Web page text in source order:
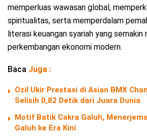
memperluas wawasan global,
spiritualitas, serta memperdalam
literasi keuangan syariah yang
perkembangan ekonomi modern.
Baca Juga :
Ozil Ukir Prestasi di Asian BMX
Selisih 0,82 Detik dari Juara Dunia
Motif Batik Cakra Galuh,
Galuh ke Era Kini